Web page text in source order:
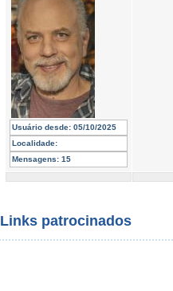
Usuário desde: 05/10/2025
Localidade:
Mensagens: 15
Links patrocinados